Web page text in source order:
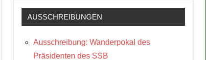
AUSSCHREIBUNGEN
Ausschreibung: Wanderpokal des
Präsidenten des SSB